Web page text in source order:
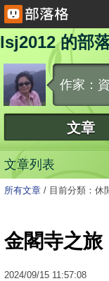
lsj2012 的部
作家：
文章
文章列表
所有文章 / 目前分類：休
金閣寺之旅
2024/09/15 11:57:08